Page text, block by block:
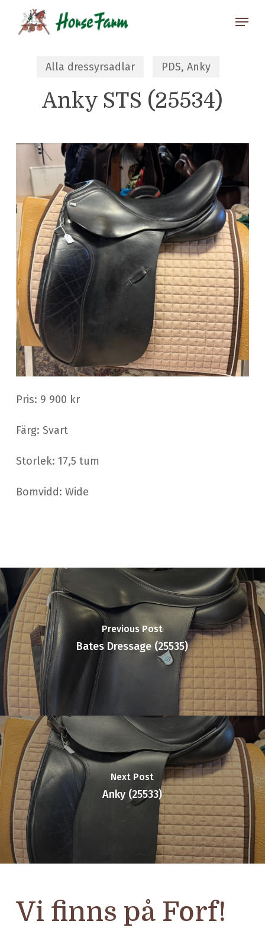
main
Menu
Alla dressyrsadlar PDS, Anky
Anky STS (25534)
Pris: 9 900 kr
Färg: Svart
Storlek: 17,5 tum
Bomvidd: Wide
Previous Post
Bates Dressage (25535)
Next Post
Anky (25533)
Vi finns på Forf!